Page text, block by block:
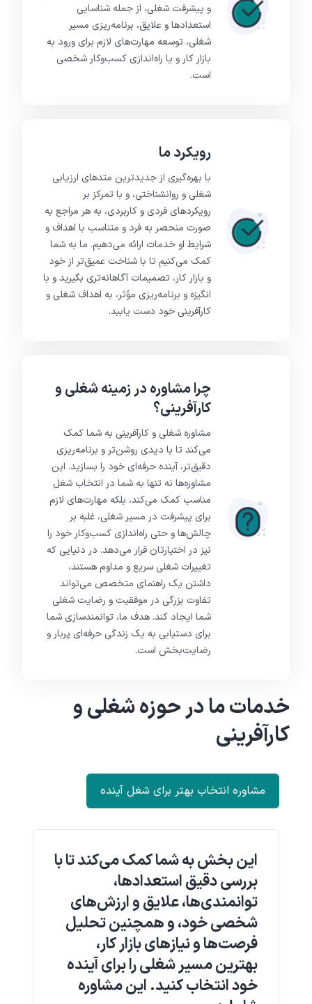
و پیشرفت شغلی، از جمله شناسایی
استعدادها و علایق، برنامه‌ریزی مسیر
شغلی، توسعه مهارت‌های لازم برای ورود به
بازار کار و یا راه‌اندازی کسب‌وکار شخصی
است.
رویکرد ما
با بهره‌گیری از جدیدترین متدهای ارزیابی
شغلی و روانشناختی، و با تمرکز بر
رویکردهای فردی و کاربردی، به هر مراجع به
صورت منحصر به فرد و متناسب با اهداف و
شرایط او خدمات ارائه می‌دهیم. ما به شما
کمک می‌کنیم تا با شناخت عمیق‌تر از خود
و بازار کار، تصمیمات آگاهانه‌تری بگیرید و با
انگیزه و برنامه‌ریزی مؤثر، به اهداف شغلی و
کارآفرینی خود دست یابید.
چرا مشاوره در زمینه شغلی و
کارآفرینی؟
مشاوره شغلی و کارآفرینی به شما کمک
می‌کند تا با دیدی روشن‌تر و برنامه‌ریزی
دقیق‌تر، آینده حرفه‌ای خود را بسازید. این
مشاوره‌ها نه تنها به شما در انتخاب شغل
مناسب کمک می‌کند، بلکه مهارت‌های لازم
برای پیشرفت در مسیر شغلی، غلبه بر
چالش‌ها و حتی راه‌اندازی کسب‌وکار خود را
نیز در اختیارتان قرار می‌دهد. در دنیایی که
تغییرات شغلی سریع و مداوم هستند،
داشتن یک راهنمای متخصص می‌تواند
تفاوت بزرگی در موفقیت و رضایت شغلی
شما ایجاد کند. هدف ما، توانمندسازی شما
برای دستیابی به یک زندگی حرفه‌ای پربار و
رضایت‌بخش است.
خدمات ما در حوزه شغلی و
کارآفرینی
مشاوره انتخاب بهتر برای شغل آینده
این بخش به شما کمک می‌کند تا با
بررسی دقیق استعدادها،
توانمندی‌ها، علایق و ارزش‌های
شخصی خود، و همچنین تحلیل
فرصت‌ها و نیازهای بازار کار،
بهترین مسیر شغلی را برای آینده
خود انتخاب کنید. این مشاوره